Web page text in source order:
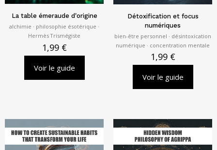
La table émeraude d'origine
alchimie · philosophie ésotérique ·
Hermès Trismégiste
1,99 €
Voir le guide
Détoxification et focus
numériques
bien-être personnel · désintoxication
numérique · concentration mentale
1,99 €
Voir le guide